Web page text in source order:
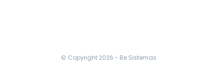
© Copyright 2026 - Be Sistemas